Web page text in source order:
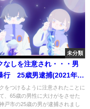
未分類
なしを注意され・・・男
行 25歳男逮捕(2021年12
)をつけるように注意されたことに
、65歳の男性に大けがをさせた
戸市の25歳の男が逮捕されまし